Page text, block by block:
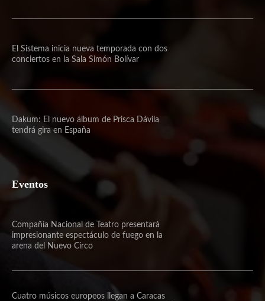
El Sistema inicia nueva temporada con dos
conciertos en la Sala Simón Bolívar
Dakum: El nuevo álbum de Prisca Dávila
tendrá gira en España
Eventos
Compañía Nacional de Teatro presentará
impresionante espectáculo de fuego en la
arena del Nuevo Circo
Cuatro músicos europeos llegan a Caracas